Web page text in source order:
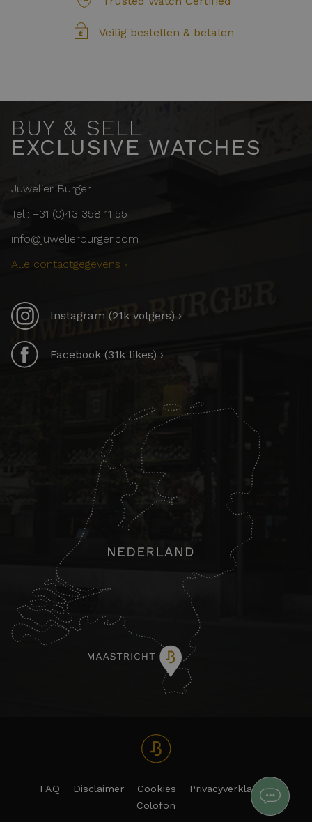
Veilig bestellen & betalen
BUY & SELL
EXCLUSIVE WATCHES
Juwelier Burger
Tel.: +31 (0)43 358 11 55
info@juwelierburger.com
Alle contactgegevens ›
Instagram (21k volgers) ›
Facebook (31k likes) ›
FAQ Disclaimer Cookies
Privacyverklaring
Colofon